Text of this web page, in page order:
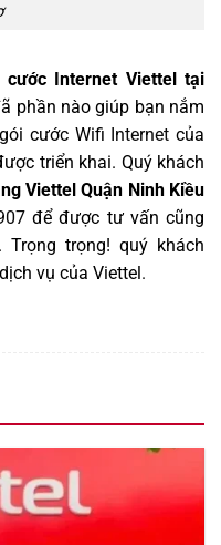
cước Internet Viettel tại
phần nào giúp bạn nắm
cước Wifi Internet của
triển khai. Quý khách
Viettel Quận Ninh Kiều
để được tư vấn cũng
trọng! quý khách
vụ của Viettel .